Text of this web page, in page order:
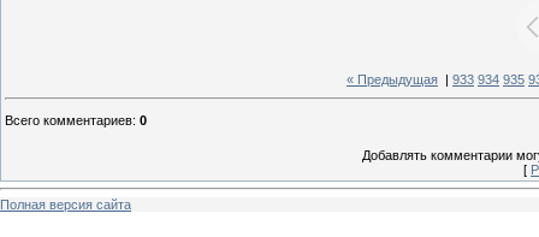
« Предыдущая 933 934 935
Всего комментариев: 0
Добавлять комментарии
[
Полная версия сайта